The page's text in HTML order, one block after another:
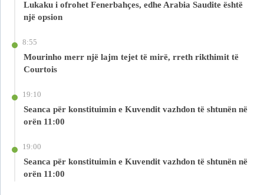
Lukaku i ofrohet Fenerbahçes, edhe Arabia Saudite është
një opsion
8:55
Mourinho merr një lajm tejet të mirë, rreth rikthimit të
Courtois
19:10
Seanca për konstituimin e Kuvendit vazhdon të shtunën në
orën 11:00
19:00
Seanca për konstituimin e Kuvendit vazhdon të shtunën në
orën 11:00